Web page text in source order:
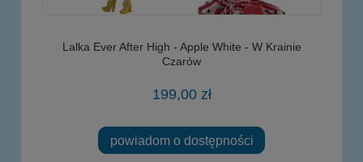
Lalka Ever After High - Apple White - W Krainie
Czarów
199,00 zł
powiadom o dostępności